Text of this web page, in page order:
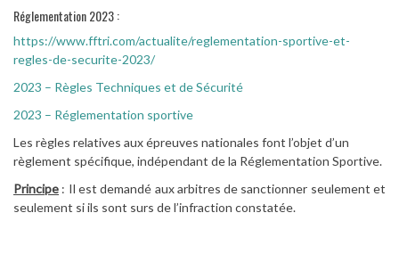
Réglementation 2023 :
https://www.fftri.com/actualite/reglementation-sportive-et-
regles-de-securite-2023/
2023 – Règles Techniques et de Sécurité
2023 – Réglementation sportive
Les règles relatives aux épreuves nationales font l’objet d’un
règlement spécifique, indépendant de la Réglementation Sportive.
Principe : Il est demandé aux arbitres de sanctionner seulement et
seulement si ils sont surs de l’infraction constatée.